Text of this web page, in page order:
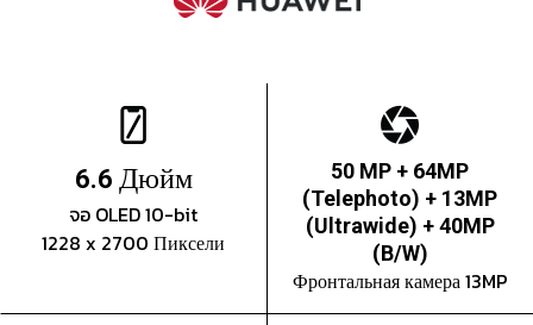
6.6 Дюйм
จอ OLED 10-bit
1228 x 2700 Пиксели
50 MP + 64MP
(Telephoto) + 13MP
(Ultrawide) + 40MP
(B/W)
Фронтальная камера 13MP